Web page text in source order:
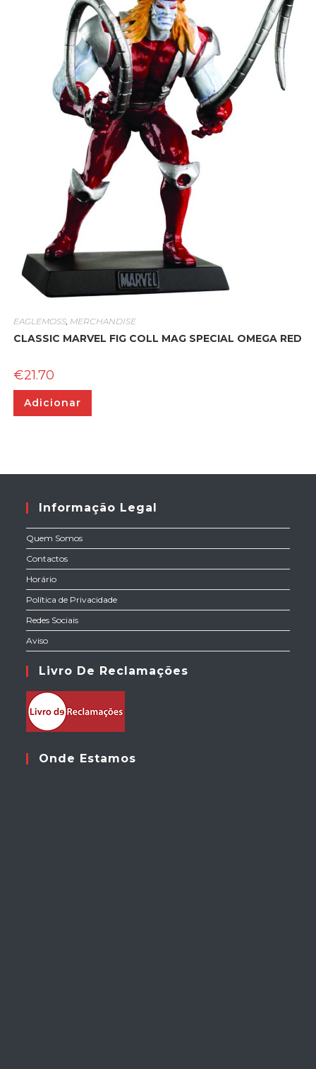
EAGLEMOSS, MERCHANDISE
CLASSIC MARVEL FIG COLL MAG SPECIAL OMEGA RED
€21.70
Adicionar
Informação Legal
Quem Somos
Contactos
Horário
Política de Privacidade
Redes Sociais
Aviso
Livro De Reclamações
Onde Estamos